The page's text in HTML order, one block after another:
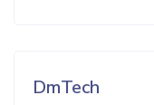
DmTech